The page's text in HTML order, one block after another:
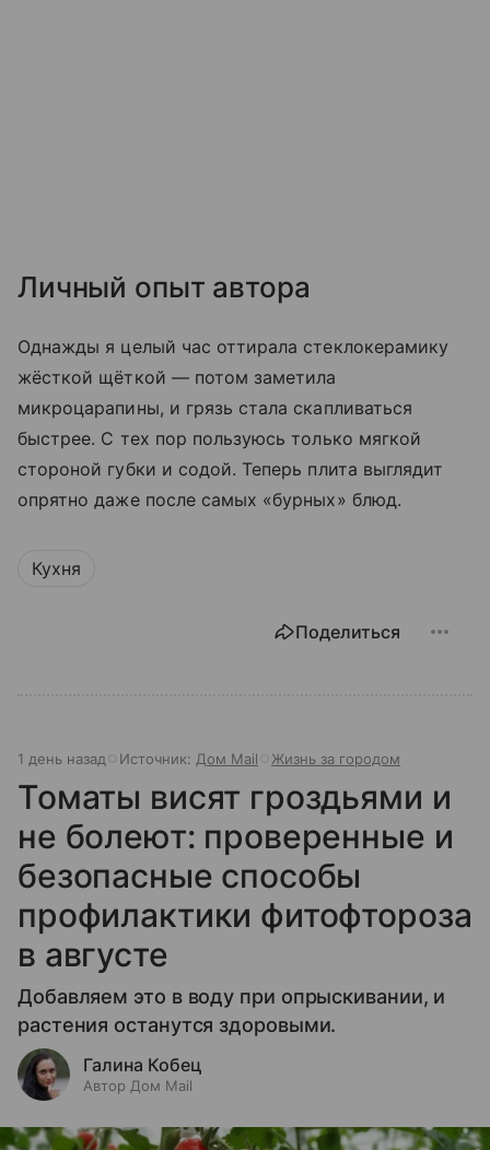
Личный опыт автора
Однажды я целый час оттирала стеклокерамику
жёсткой щёткой — потом заметила
микроцарапины, и грязь стала скапливаться
быстрее. С тех пор пользуюсь только мягкой
стороной губки и содой. Теперь плита выглядит
опрятно даже после самых «бурных» блюд.
Кухня
Поделиться
1 день назад Источник: Дом Mail Жизнь за городом
Томаты висят гроздьями и
не болеют: проверенные и
безопасные способы
профилактики фитофтороза
в августе
Добавляем это в воду при опрыскивании, и
растения останутся здоровыми.
Галина Кобец
Автор Дом Mail